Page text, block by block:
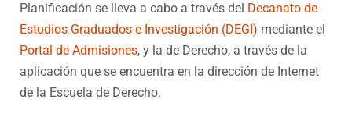
Planificación se lleva a cabo a través del Decanato de
Estudios Graduados e Investigación (DEGI) mediante el
Portal de Admisiones, y la de Derecho, a través de la
aplicación que se encuentra en la dirección de Internet
de la Escuela de Derecho.